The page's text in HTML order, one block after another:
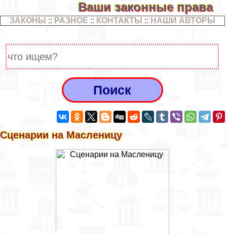
Ваши законные права
ЗАКОНЫ :: РАЗНОЕ :: КОНТАКТЫ :: НАШИ АВТОРЫ
Сценарии на Масленицу